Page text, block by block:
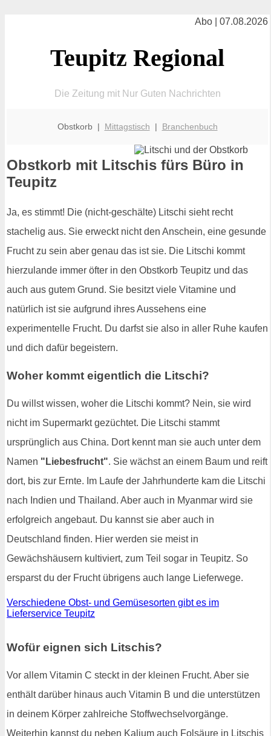
Abo | 07.08.2026
Teupitz Regional
Die Zeitung mit Nur Guten Nachrichten
Obstkorb | Mittagstisch | Branchenbuch
Obstkorb mit Litschis fürs Büro in
Teupitz
Ja, es stimmt! Die (nicht-geschälte) Litschi sieht recht
stachelig aus. Sie erweckt nicht den Anschein, eine gesunde
Frucht zu sein aber genau das ist sie. Die Litschi kommt
hierzulande immer öfter in den Obstkorb Teupitz und das
auch aus gutem Grund. Sie besitzt viele Vitamine und
natürlich ist sie aufgrund ihres Aussehens eine
experimentelle Frucht. Du darfst sie also in aller Ruhe kaufen
und dich dafür begeistern.
Woher kommt eigentlich die Litschi?
Du willst wissen, woher die Litschi kommt? Nein, sie wird
nicht im Supermarkt gezüchtet. Die Litschi stammt
ursprünglich aus China. Dort kennt man sie auch unter dem
Namen "Liebesfrucht". Sie wächst an einem Baum und reift
dort, bis zur Ernte. Im Laufe der Jahrhunderte kam die Litschi
nach Indien und Thailand. Aber auch in Myanmar wird sie
erfolgreich angebaut. Du kannst sie aber auch in
Deutschland finden. Hier werden sie meist in
Gewächshäusern kultiviert, zum Teil sogar in Teupitz. So
ersparst du der Frucht übrigens auch lange Lieferwege.
Verschiedene Obst- und Gemüsesorten gibt es im
Lieferservice Teupitz
Wofür eignen sich Litschis?
Vor allem Vitamin C steckt in der kleinen Frucht. Aber sie
enthält darüber hinaus auch Vitamin B und die unterstützen
in deinem Körper zahlreiche Stoffwechselvorgänge.
Weiterhin kannst du neben Kalium auch Folsäure in Litschis